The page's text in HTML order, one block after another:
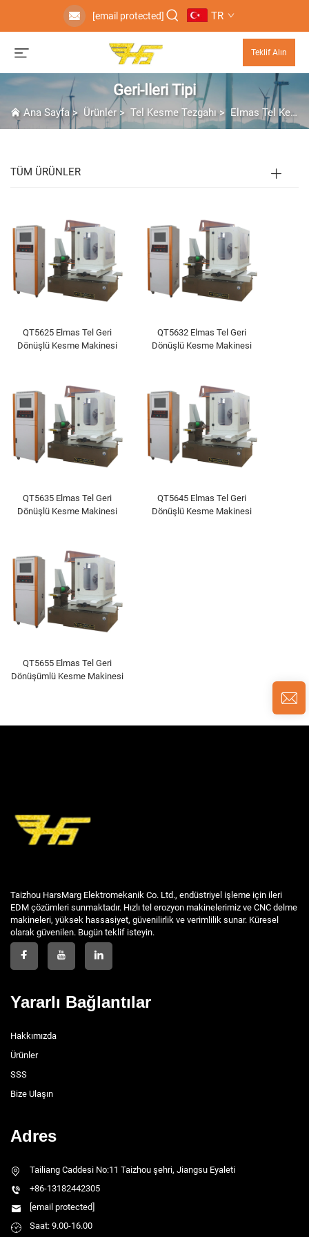
[email protected] TR
Teklif Alın
Geri-İleri Tipi
Ana Sayfa> Ürünler > Tel Kesme Tezgahı> Elmas Tel Kesme Makinesi
TÜM ÜRÜNLER
QT5625 Elmas Tel Geri
Dönüşlü Kesme Makinesi
QT5632 Elmas Tel Geri
Dönüşlü Kesme Makinesi
QT5635 Elmas Tel Geri
Dönüşlü Kesme Makinesi
QT5645 Elmas Tel Geri
Dönüşlü Kesme Makinesi
QT5655 Elmas Tel Geri
Dönüşümlü Kesme Makinesi
Taizhou HarsMarg Elektromekanik Co. Ltd., endüstriyel işleme için ileri
EDM çözümleri sunmaktadır. Hızlı tel erozyon makinelerimiz ve CNC delme
makineleri, yüksek hassasiyet, güvenilirlik ve verimlilik sunar. Küresel
olarak güvenilen. Bugün teklif isteyin.
Yararlı Bağlantılar
Hakkımızda
Ürünler
SSS
Bize Ulaşın
Adres
Tailiang Caddesi No:11 Taizhou şehri, Jiangsu Eyaleti
+86-13182442305
[email protected]
Saat: 9.00-16.00